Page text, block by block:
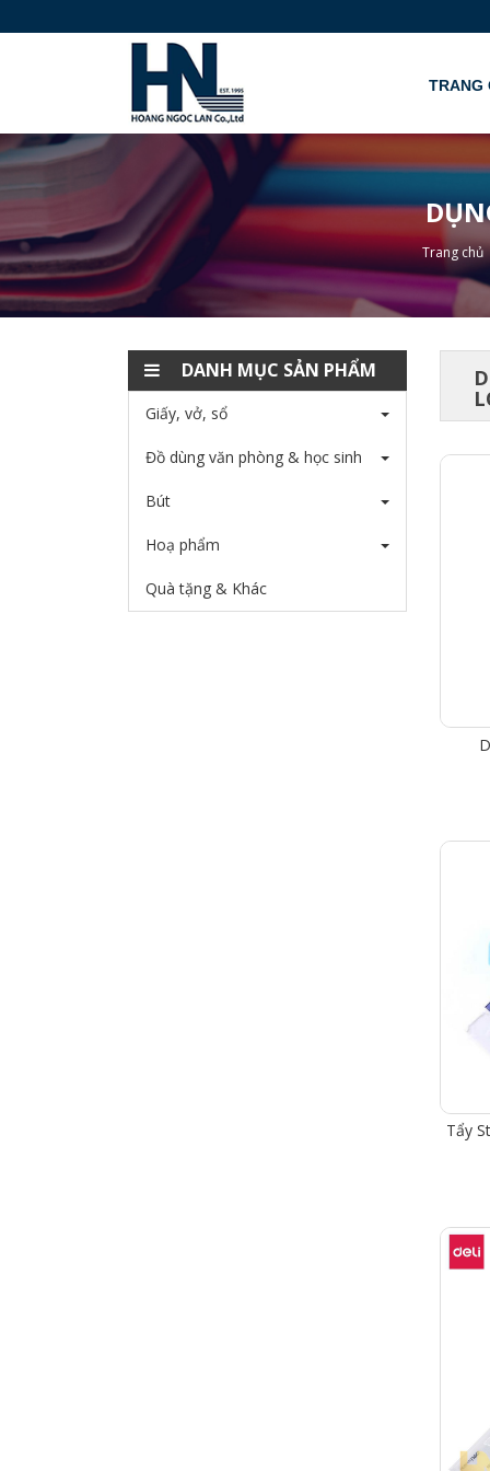
TRANG
Trang chủ
DANH MỤC SẢN PHẨM
Giấy, vở, sổ
Đồ dùng văn phòng & học sinh
Bút
Hoạ phẩm
Quà tặng & Khác
Tẩy